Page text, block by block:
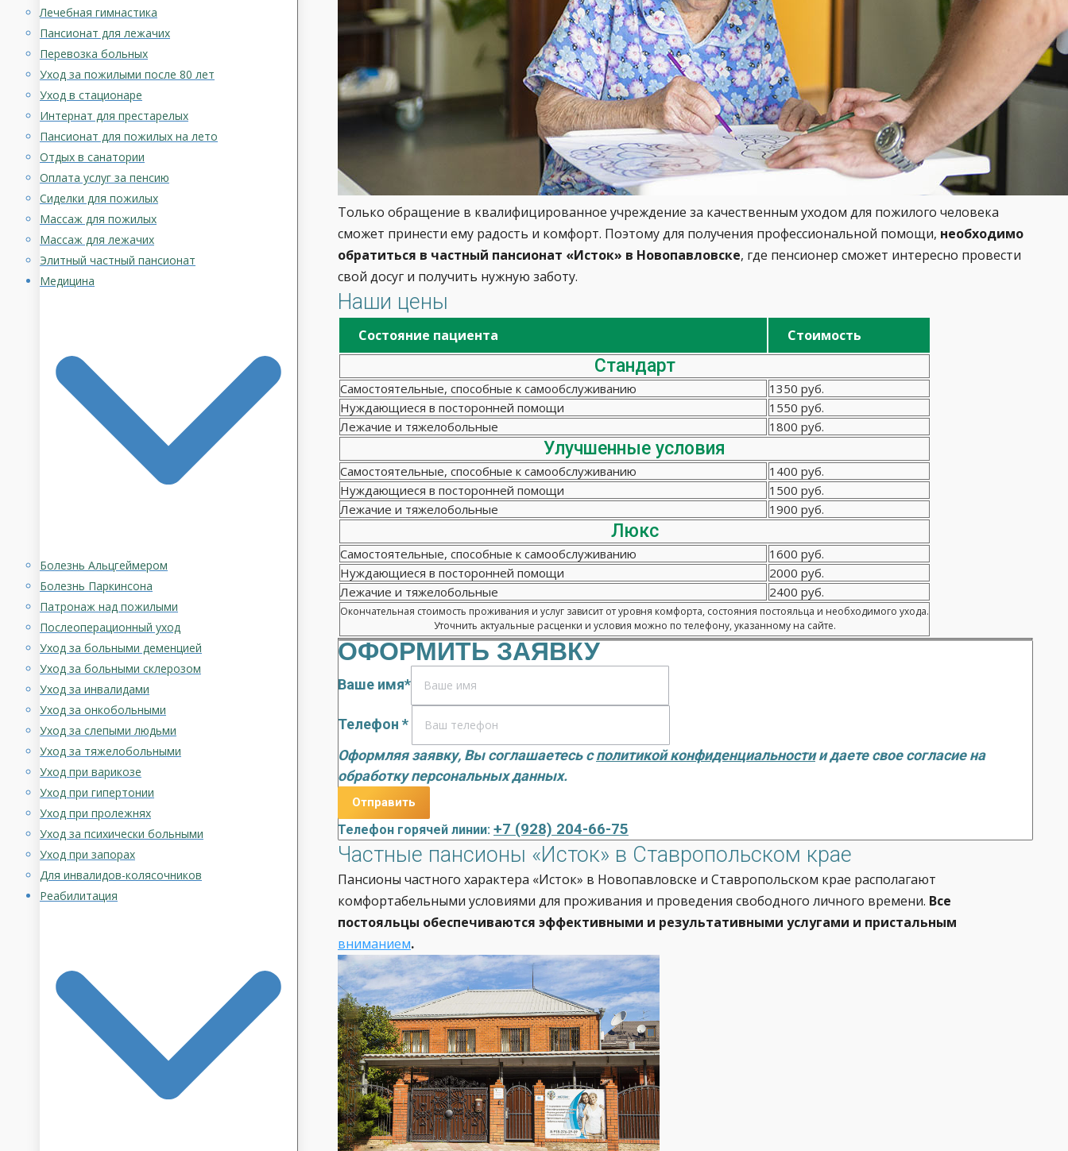
Только обращение в квалифицированное учреждение за качественным уходом для пожилого человека
сможет принести ему радость и комфорт. Поэтому для получения профессиональной помощи, необходимо
обратиться в частный пансионат «Исток» в Новопавловске, где пенсионер сможет интересно провести
свой досуг и получить нужную заботу.
Наши цены
Состояние пациента Стоимость
Стандарт
Самостоятельные, способные к самообслуживанию
1350 руб.
Нуждающиеся в посторонней помощи
1550 руб.
Лежачие и тяжелобольные
1800 руб.
Улучшенные условия
Самостоятельные, способные к самообслуживанию
1400 руб.
Нуждающиеся в посторонней помощи
1500 руб.
Лежачие и тяжелобольные
1900 руб.
Люкс
Самостоятельные, способные к самообслуживанию
1600 руб.
Нуждающиеся в посторонней помощи
2000 руб.
Лежачие и тяжелобольные
2400 руб.
Окончательная стоимость проживания и услуг зависит от уровня комфорта, состояния постояльца и необходимого ухода.
Уточнить актуальные расценки и условия можно по телефону, указанному на сайте.
ОФОРМИТЬ ЗАЯВКУ
Ваше имя*
Телефон *
Оформляя заявку, Вы соглашаетесь сполитикой конфиденциальностии даете свое согласие на
обработку персональных данных.
Телефон горячей линии: +7 (928) 204-66-75
Частные пансионы «Исток» в Ставропольском крае
Пансионы частного характера «Исток» в Новопавловске и Ставропольском крае располагают
комфортабельными условиями для проживания и проведения свободного личного времени. Все
постояльцы обеспечиваются эффективными и результативными услугами и пристальным
вниманием.
Лечебная гимнастика
Пансионат для лежачих
Перевозка больных
Уход за пожилыми после 80 лет
Уход в стационаре
Интернат для престарелых
Пансионат для пожилых на лето
Отдых в санатории
Оплата услуг за пенсию
Сиделки для пожилых
Массаж для пожилых
Массаж для лежачих
Элитный частный пансионат
Медицина
Болезнь Альцгеймером
Болезнь Паркинсона
Патронаж над пожилыми
Послеоперационный уход
Уход за больными деменцией
Уход за больными склерозом
Уход за инвалидами
Уход за онкобольными
Уход за слепыми людьми
Уход за тяжелобольными
Уход при варикозе
Уход при гипертонии
Уход при пролежнях
Уход за психически больными
Уход при запорах
Для инвалидов-колясочников
Реабилитация